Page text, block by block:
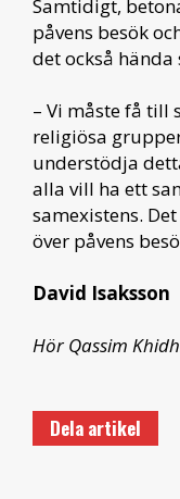
Samtidigt,
påvens besök
det också
– Vi måste få till
religiösa
understödja
alla vill ha ett
samexistens.
över påvens
David Isaksson
Hör Qassim
Dela artikel